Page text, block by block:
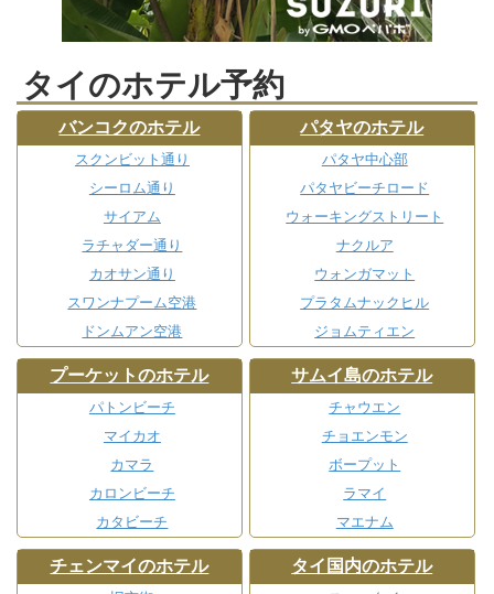
タイのホテル予約
バンコクのホテル
スクンビット通り
シーロム通り
サイアム
ラチャダー通り
カオサン通り
スワンナプーム空港
ドンムアン空港
パタヤのホテル
パタヤ中心部
パタヤビーチロード
ウォーキングストリート
ナクルア
ウォンガマット
プラタムナックヒル
ジョムティエン
プーケットのホテル
パトンビーチ
マイカオ
カマラ
カロンビーチ
カタビーチ
サムイ島のホテル
チャウエン
チョエンモン
ボープット
ラマイ
マエナム
チェンマイのホテル タイ国内のホテル